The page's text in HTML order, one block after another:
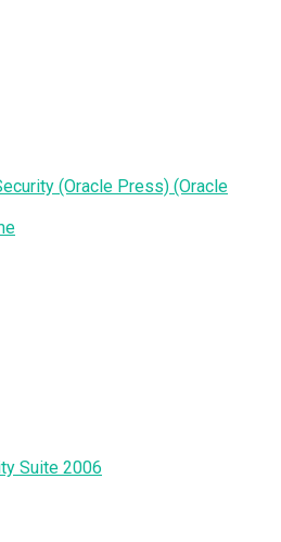
(Oracle Press) (Oracle
Suite 2006